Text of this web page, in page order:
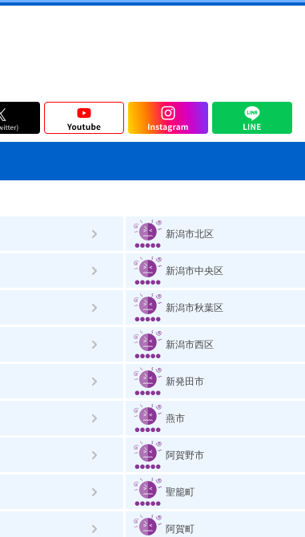
新潟市北区
新潟市中央区
新潟市秋葉区
新潟市西区
新発田市
燕市
阿賀野市
聖籠町
阿賀町